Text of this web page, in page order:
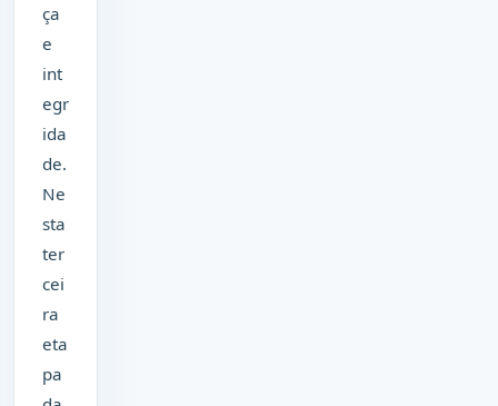
ça
e
int
egr
ida
de.
Ne
sta
ter
cei
ra
eta
pa